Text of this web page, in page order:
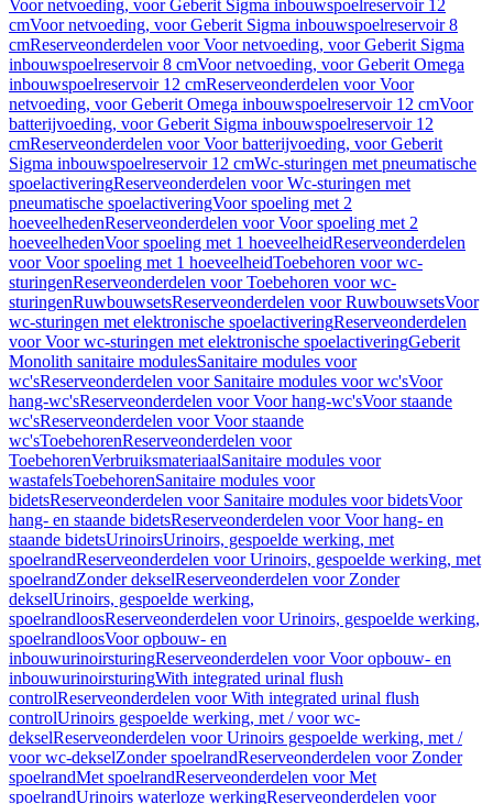
Voor netvoeding, voor Geberit Sigma inbouwspoelreservoir 12
cmVoor netvoeding, voor Geberit Sigma inbouwspoelreservoir 8
cmReserveonderdelen voor Voor netvoeding, voor Geberit Sigma
inbouwspoelreservoir 8 cmVoor netvoeding, voor Geberit Omega
inbouwspoelreservoir 12 cmReserveonderdelen voor Voor
netvoeding, voor Geberit Omega inbouwspoelreservoir 12 cmVoor
batterijvoeding, voor Geberit Sigma inbouwspoelreservoir 12
cmReserveonderdelen voor Voor batterijvoeding, voor Geberit
Sigma inbouwspoelreservoir 12 cmWc-sturingen met pneumatische
spoelactiveringReserveonderdelen voor Wc-sturingen met
pneumatische spoelactiveringVoor spoeling met 2
hoeveelhedenReserveonderdelen voor Voor spoeling met 2
hoeveelhedenVoor spoeling met 1 hoeveelheidReserveonderdelen
voor Voor spoeling met 1 hoeveelheidToebehoren voor wc-
sturingenReserveonderdelen voor Toebehoren voor wc-
sturingenRuwbouwsetsReserveonderdelen voor RuwbouwsetsVoor
wc-sturingen met elektronische spoelactiveringReserveonderdelen
voor Voor wc-sturingen met elektronische spoelactiveringGeberit
Monolith sanitaire modulesSanitaire modules voor
wc'sReserveonderdelen voor Sanitaire modules voor wc'sVoor
hang-wc'sReserveonderdelen voor Voor hang-wc'sVoor staande
wc'sReserveonderdelen voor Voor staande
wc'sToebehorenReserveonderdelen voor
ToebehorenVerbruiksmateriaalSanitaire modules voor
wastafelsToebehorenSanitaire modules voor
bidetsReserveonderdelen voor Sanitaire modules voor bidetsVoor
hang- en staande bidetsReserveonderdelen voor Voor hang- en
staande bidetsUrinoirsUrinoirs, gespoelde werking, met
spoelrandReserveonderdelen voor Urinoirs, gespoelde werking, met
spoelrandZonder dekselReserveonderdelen voor Zonder
dekselUrinoirs, gespoelde werking,
spoelrandloosReserveonderdelen voor Urinoirs, gespoelde werking,
spoelrandloosVoor opbouw- en
inbouwurinoirsturingReserveonderdelen voor Voor opbouw- en
inbouwurinoirsturingWith integrated urinal flush
controlReserveonderdelen voor With integrated urinal flush
controlUrinoirs gespoelde werking, met / voor wc-
dekselReserveonderdelen voor Urinoirs gespoelde werking, met /
voor wc-dekselZonder spoelrandReserveonderdelen voor Zonder
spoelrandMet spoelrandReserveonderdelen voor Met
spoelrandUrinoirs waterloze werkingReserveonderdelen voor